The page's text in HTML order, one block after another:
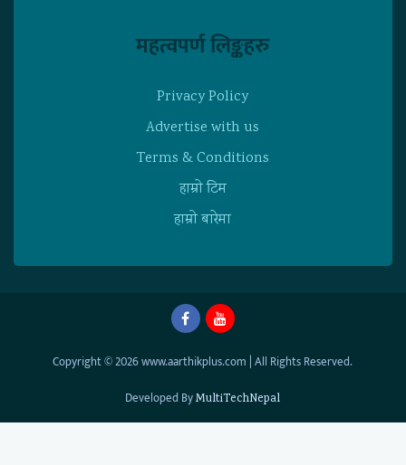
महत्वपर्ण लिङ्कहरु
Privacy Policy
Advertise with us
Terms & Conditions
हाम्राे टिम
हाम्राे बारेमा
Copyright © 2026 www.aarthikplus.com | All Rights Reserved.
Developed ByMultiTechNepal